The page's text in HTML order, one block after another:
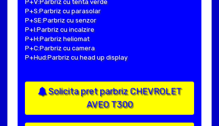
P+V:Parbriz cu tenta verde
P+S:Parbriz cu parasolar
P+SE:Parbriz cu senzor
P+I:Parbriz cu incalzire
P+H:Parbriz heliomat
P+C:Parbriz cu camera
P+Hud:Parbriz cu head up display
Solicita pret parbriz CHEVROLET
AVEO T300